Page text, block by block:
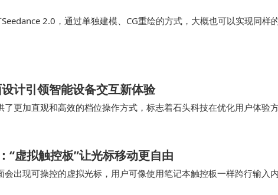
2.0，通过单独建模、CG重绘的方式，大概也可以实现同样
字节为春晚走出了AI…
计引领智能设备交互新体验
更加直观和高效的档位操作方式，标志着石头科技在优化用户体验
现了其在人机交互领域的技术积淀，也反映出整个行业向精细化和…
虚拟触控板”让光标移动更自由
出现可操控的虚拟光标，用户可像使用笔记本触控板一样跨行输入
切换为触控板形态，之后即可操控光标在屏幕范围内自由移动，…